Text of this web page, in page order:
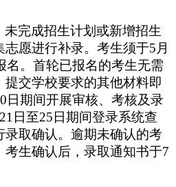
完成招生计划或新增招生
愿进行补录。考生须于5月
名。首轮已报名的考生无需
交学校要求的其他材料即
日期间开展审核、考核及录
日至25日期间登录系统查
录取确认。逾期未确认的考
生确认后，录取通知书于7